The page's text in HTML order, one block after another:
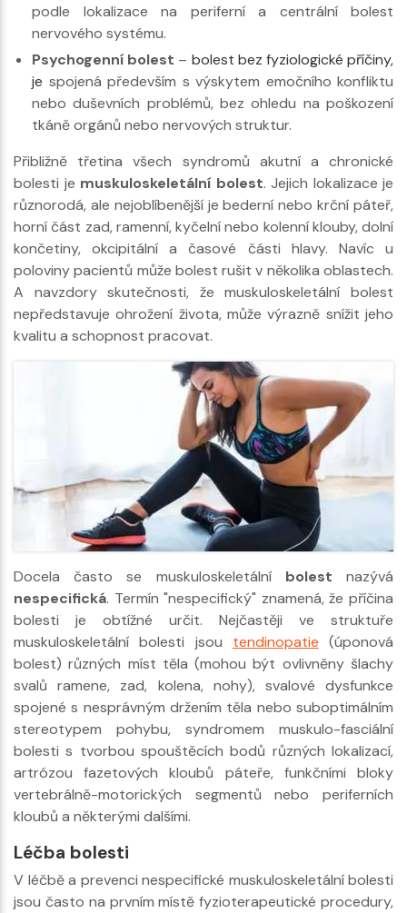
podle lokalizace na periferní a centrální bolest
nervového systému.
Psychogenní bolest – bolest bez fyziologické příčiny,
je spojená především s výskytem emočního konfliktu
nebo duševních problémů, bez ohledu na poškození
tkáně orgánů nebo nervových struktur.
Přibližně třetina všech syndromů akutní a chronické
bolesti je muskuloskeletální bolest. Jejich lokalizace je
různorodá, ale nejoblíbenější je bederní nebo krční páteř,
horní část zad, ramenní, kyčelní nebo kolenní klouby, dolní
končetiny, okcipitální a časové části hlavy. Navíc u
poloviny pacientů může bolest rušit v několika oblastech.
A navzdory skutečnosti, že muskuloskeletální bolest
nepředstavuje ohrožení života, může výrazně snížit jeho
kvalitu a schopnost pracovat.
Docela často se muskuloskeletálníbolest nazývá
nespecifická. Termín "nespecifický" znamená, že příčina
bolesti je obtížné určit. Nejčastěji ve struktuře
muskuloskeletální bolesti jsou tendinopatie (úponová
bolest) různých míst těla (mohou být ovlivněny šlachy
svalů ramene, zad, kolena, nohy), svalové dysfunkce
spojené s nesprávným držením těla nebo suboptimálním
stereotypem pohybu, syndromem muskulo-fasciální
bolesti s tvorbou spouštěcích bodů různých lokalizací,
artrózou fazetových kloubů páteře, funkčními bloky
vertebrálně-motorických segmentů nebo periferních
kloubů a některými dalšími.
Léčba bolesti
V léčbě a prevenci nespecifické muskuloskeletální bolesti
jsou často na prvním místě fyzioterapeutické procedury,